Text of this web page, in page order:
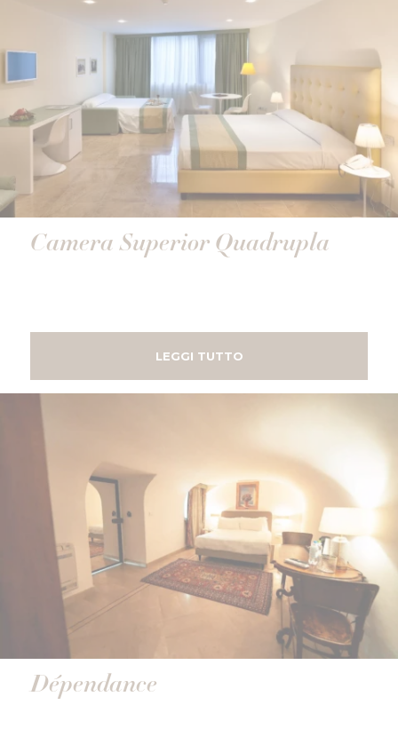
Camera Superior Quadrupla
LEGGI TUTTO
Dépendance